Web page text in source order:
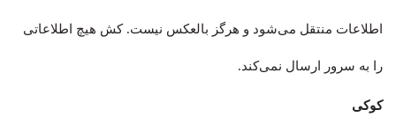
اطلاعات منتقل می‌شود و هرگز بالعکس نیست. کش هیچ اطلاعاتی
را به سرور ارسال نمی‌کند.
کوکی